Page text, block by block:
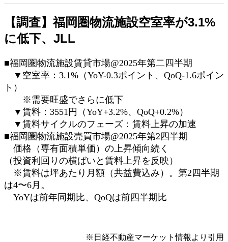
【調査】福岡圏物流施設空室率が3.1%
に低下、JLL
■福岡圏物流施設賃貸市場@2025年第二四半期
▼空室率：3.1%（YoY-0.3ポイント、QoQ-1.6ポイン
ト）
※需要旺盛でさらに低下
▼賃料：3551円（YoY+3.2%、QoQ+0.2%）
▼賃料サイクルのフェーズ：賃料上昇の加速
■福岡圏物流施設売買市場@2025年第2四半期
価格（専有面積単価）の上昇傾向続く
（投資利回りの横ばいと賃料上昇を反映）
※賃料は坪あたり月額（共益費込み）。第2四半期
は4〜6月。
YoYは前年同期比、QoQは前四半期比
※日経不動産マーケット情報より引用